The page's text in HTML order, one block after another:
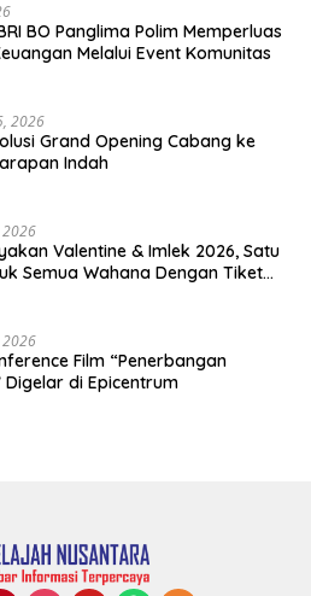
BO Panglima Polim Memperluas
Melalui Event Komunitas
2026
Grand Opening Cabang ke
Indah
2026
Valentine & Imlek 2026, Satu
Semua Wahana Dengan Tiket
2026
Film “Penerbangan
Digelar di Epicentrum